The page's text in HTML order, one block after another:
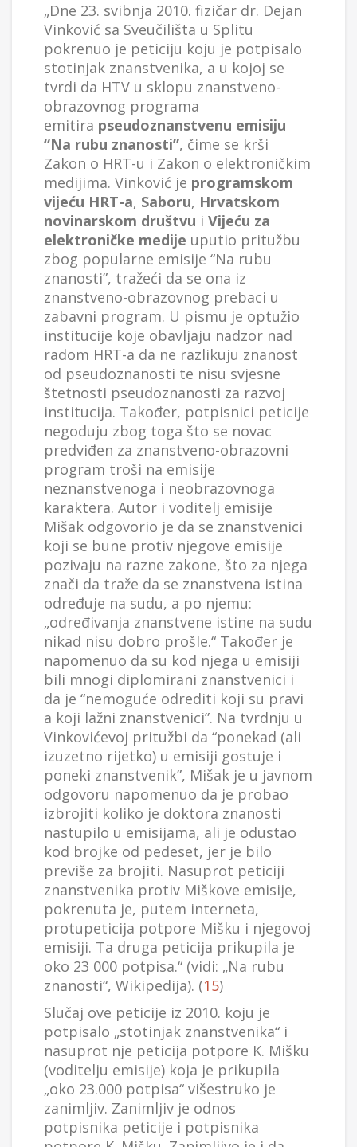
„Dne 23. svibnja 2010. fizičar dr. Dejan
Vinković sa Sveučilišta u Splitu
pokrenuo je peticiju koju je potpisalo
stotinjak znanstvenika, a u kojoj se
tvrdi da HTV u sklopu znanstveno-
obrazovnog programa
emitira pseudoznanstvenu emisiju
“Na rubu znanosti”, čime se krši
Zakon o HRT-u i Zakon o elektroničkim
medijima. Vinković je programskom
vijeću HRT-a, Saboru, Hrvatskom
novinarskom društvu i Vijeću za
elektroničke medije uputio pritužbu
zbog popularne emisije “Na rubu
znanosti”, tražeći da se ona iz
znanstveno-obrazovnog prebaci u
zabavni program. U pismu je optužio
institucije koje obavljaju nadzor nad
radom HRT-a da ne razlikuju znanost
od pseudoznanosti te nisu svjesne
štetnosti pseudoznanosti za razvoj
institucija. Također, potpisnici peticije
negoduju zbog toga što se novac
predviđen za znanstveno-obrazovni
program troši na emisije
neznanstvenoga i neobrazovnoga
karaktera. Autor i voditelj emisije
Mišak odgovorio je da se znanstvenici
koji se bune protiv njegove emisije
pozivaju na razne zakone, što za njega
znači da traže da se znanstvena istina
određuje na sudu, a po njemu:
„određivanja znanstvene istine na sudu
nikad nisu dobro prošle.“ Također je
napomenuo da su kod njega u emisiji
bili mnogi diplomirani znanstvenici i
da je “nemoguće odrediti koji su pravi
a koji lažni znanstvenici”. Na tvrdnju u
Vinkovićevoj pritužbi da “ponekad (ali
izuzetno rijetko) u emisiji gostuje i
poneki znanstvenik”, Mišak je u javnom
odgovoru napomenuo da je probao
izbrojiti koliko je doktora znanosti
nastupilo u emisijama, ali je odustao
kod brojke od pedeset, jer je bilo
previše za brojiti. Nasuprot peticiji
znanstvenika protiv Miškove emisije,
pokrenuta je, putem interneta,
protupeticija potpore Mišku i njegovoj
emisiji. Ta druga peticija prikupila je
oko 23 000 potpisa.“ (vidi: „Na rubu
znanosti“, Wikipedija). (15)
Slučaj ove peticije iz 2010. koju je
potpisalo „stotinjak znanstvenika“ i
nasuprot nje peticija potpore K. Mišku
(voditelju emisije) koja je prikupila
„oko 23.000 potpisa“ višestruko je
zanimljiv. Zanimljiv je odnos
potpisnika peticije i potpisnika